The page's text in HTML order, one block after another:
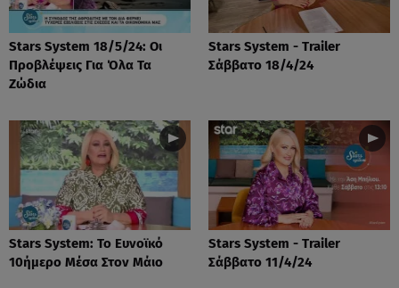
Stars System 18/5/24: Οι
Προβλέψεις Για Όλα Τα
Ζώδια
Stars System - Trailer
Σάββατο 18/4/24
Stars System: Το Ευνοϊκό
10ήμερο Μέσα Στον Μάιο
Stars System - Trailer
Σάββατο 11/4/24